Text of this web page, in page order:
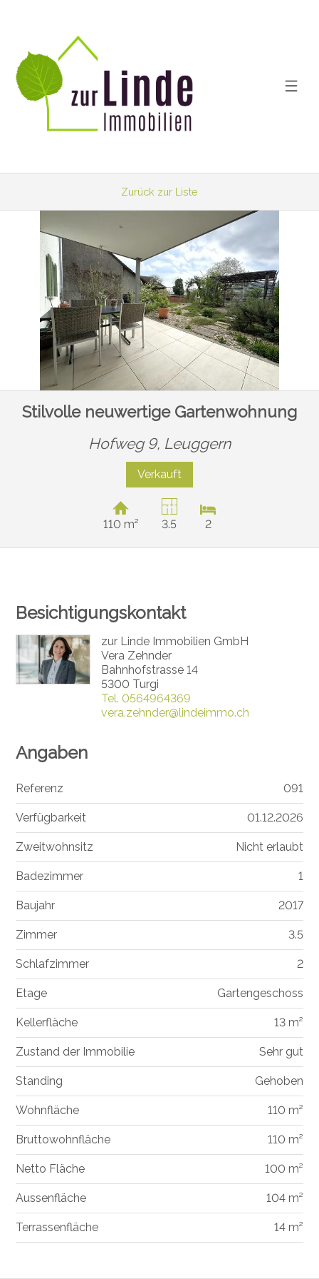
Zurück zur Liste
Stilvolle neuwertige Gartenwohnung
Hofweg 9, Leuggern
Verkauft
110 m² 3.5 2
Besichtigungskontakt
zur Linde Immobilien GmbH
Vera Zehnder
Bahnhofstrasse 14
5300 Turgi
Tel. 0564964369
vera.zehnder@lindeimmo.ch
Angaben
Referenz 091
Verfügbarkeit 01.12.2026
Zweitwohnsitz Nicht erlaubt
Badezimmer 1
Baujahr 2017
Zimmer 3.5
Schlafzimmer 2
Etage Gartengeschoss
Kellerfläche 13 m²
Zustand der Immobilie Sehr gut
Standing Gehoben
Wohnfläche 110 m²
Bruttowohnfläche 110 m²
Netto Fläche 100 m²
Aussenfläche 104 m²
Terrassenfläche 14 m²